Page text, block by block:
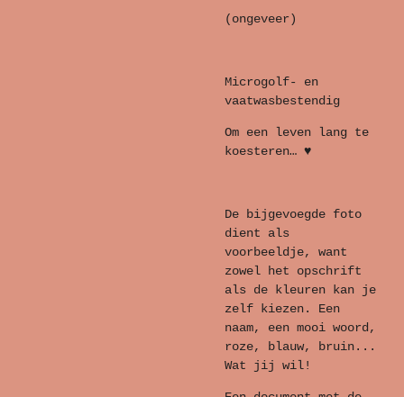
(ongeveer)
Microgolf- en
vaatwasbestendig
Om een leven lang te
koesteren… ♥
De bijgevoegde foto
dient als
voorbeeldje, want
zowel het opschrift
als de kleuren kan je
zelf kiezen. Een
naam, een mooi woord,
roze, blauw, bruin...
Wat jij wil!